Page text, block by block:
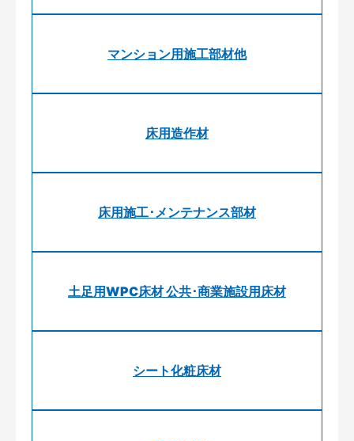
マンション用施工部材他
床用造作材
床用施工･メンテナンス部材
土足用WPC床材 公共･商業施設用床材
シート化粧床材